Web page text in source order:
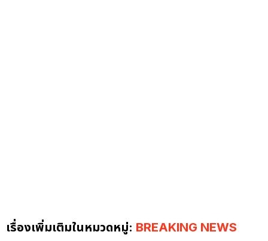
เรื่องเพิ่มเติมในหมวดหมู่: BREAKING NEWS